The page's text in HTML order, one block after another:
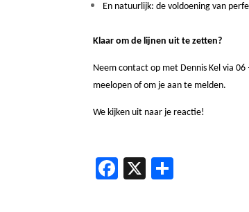
En natuurlijk: de voldoening van
Klaar om de lijnen uit te zetten?
Neem contact op met Dennis Kel via
meelopen of om je aan te melden.
We kijken uit naar je reactie!
F X